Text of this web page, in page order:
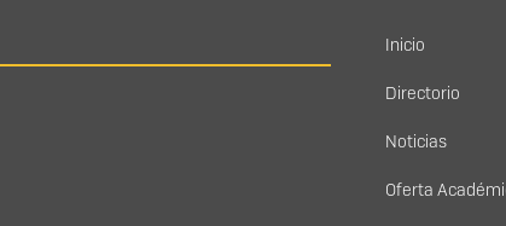
Menú
Inicio
Directorio
Noticias
Oferta